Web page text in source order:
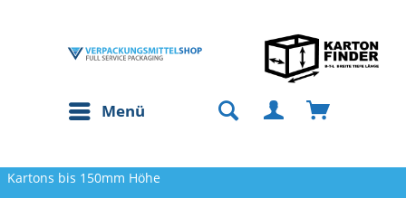
Menü
Kartons bis 150mm Höhe